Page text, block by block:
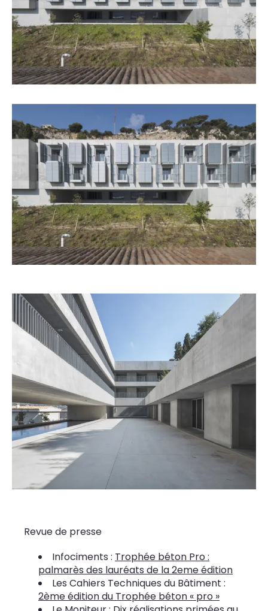
Revue de presse
Infociments : Trophée béton Pro :
palmarès des lauréats de la 2eme édition
Les Cahiers Techniques du Bâtiment :
2ème édition du Trophée béton « pro »